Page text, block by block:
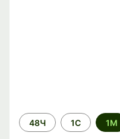
Time
period
48Ч 1С 1М